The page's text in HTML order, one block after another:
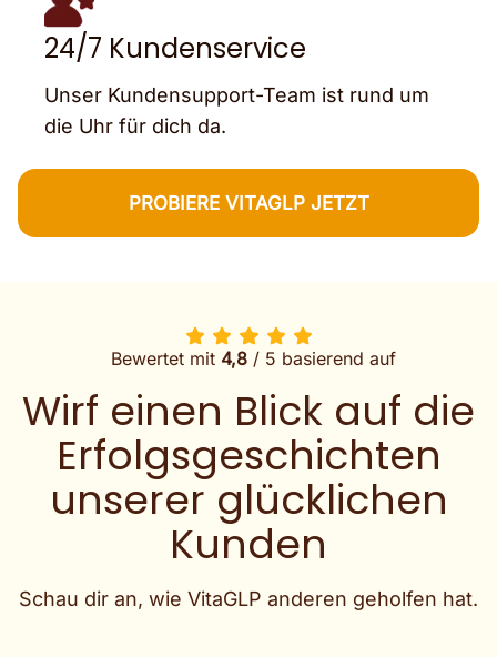
24/7 Kundenservice
Unser Kundensupport-Team ist rund um
die Uhr für dich da.
PROBIERE VITAGLP JETZT
Bewertet mit 4,8/ 5 basierend auf
Wirf einen Blick auf die
Erfolgsgeschichten
unserer glücklichen
Kunden
Schau dir an, wie VitaGLP anderen geholfen hat.